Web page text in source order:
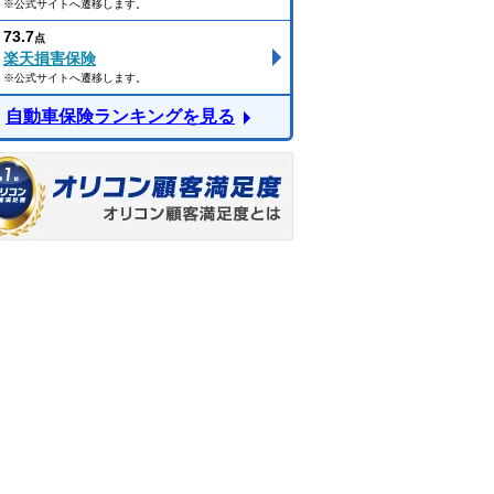
※公式サイトへ遷移します。
73.7点
楽天損害保険
※公式サイトへ遷移します。
自動車保険ランキングを見る